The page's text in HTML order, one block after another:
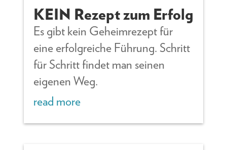
KEIN Rezept zum Erfolg
Es gibt kein Geheimrezept für
eine erfolgreiche Führung. Schritt
für Schritt findet man seinen
eigenen Weg.
read more